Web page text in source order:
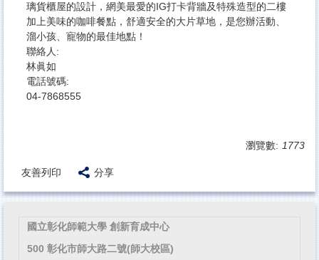
璃貨櫃屋的設計，網美最愛的IG打卡背牆及特殊造型的二樓
加上美味的咖啡餐點，舒適安全的大片草地，是您辦活動、
溜小孩、寵物的最佳地點！
聯絡人:
林眞如
電話號碼:
04-7868555
瀏覽數: 1773
友善列印 分享
國立彰化師範大學 創新育成中心
500 彰化市師大路二號(師大校區)